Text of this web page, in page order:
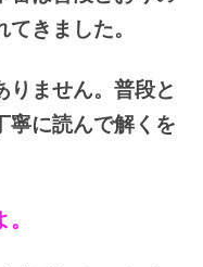
きました。
りません。普段と
寧に読んで解くを